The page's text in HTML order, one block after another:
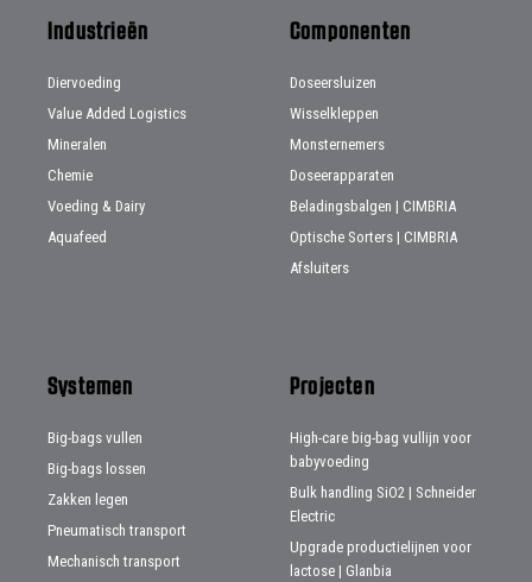
Industrieën
Diervoeding
Value Added Logistics
Mineralen
Chemie
Voeding & Dairy
Aquafeed
Componenten
Doseersluizen
Wisselkleppen
Monsternemers
Doseerapparaten
Beladingsbalgen | CIMBRIA
Optische Sorters | CIMBRIA
Afsluiters
Systemen
Big-bags vullen
Big-bags lossen
Zakken legen
Pneumatisch transport
Mechanisch transport
Projecten
High-care big-bag vullijn voor
babyvoeding
Bulk handling SiO2 | Schneider
Electric
Upgrade productielijnen voor
lactose | Glanbia